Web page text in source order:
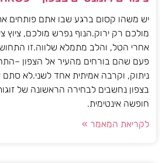
יש משהו קסום ברגע שבו אתם פותחים
מולכם רק ירוק.הנוף נפרש מולכם, ציוץ
אחרי הטל, והלב מתמלא שלווה.זו
פעם שהם בורחים מהעיר אל הצפון
ניתוק, וקרבה אמיתית אחד לשני.לא סתם
בצפון נחשבים לבחירה הראשונה של
חופשה אינטימית.
לקריאת המאמר »